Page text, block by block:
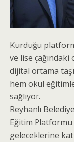
Kurduğu
ve lise çağındaki
dijital ortama
hem okul
sağlıyor.
Reyhanlı
Eğitim Platformu
geleceklerine